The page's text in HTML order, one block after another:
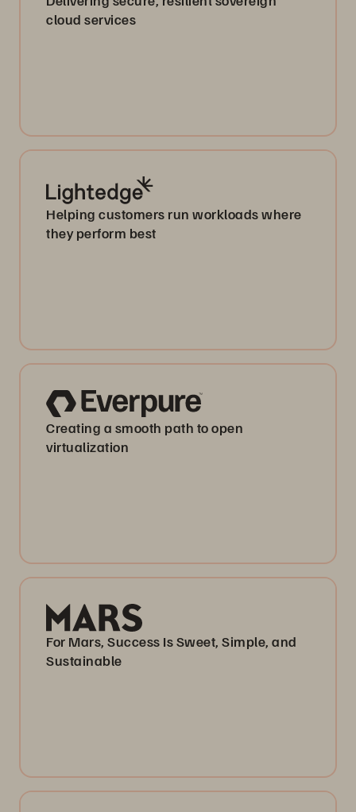
cloud services
Helping customers run workloads where
they perform best
Creating a smooth path to open
virtualization
For Mars, Success Is Sweet, Simple, and
Sustainable